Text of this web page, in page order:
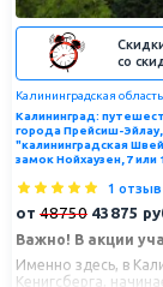
со
Калининградская область
Калининград:
города Прейсиш-
"калининградская
замок Нойхаузен, 7
1 отзыв
от 48750 43875
Важно! В акции
Именно здесь, в
Кенигсберга,